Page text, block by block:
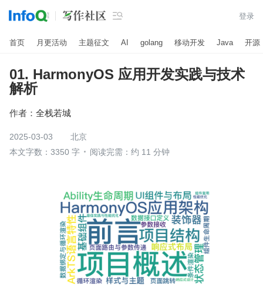
 登录
首页 月更活动 主题征文 AI golang 移动开发 Java 开源
01. HarmonyOS 应用开发实践与技术
解析
作者： 全栈若城
2025-03-03
北京
本文字数：3350 字
阅读完需：约 11 分钟